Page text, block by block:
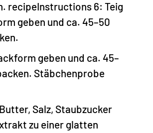
recipeInstructions 6: Teig
geben und ca. 45–50
geben und ca. 45–
Stäbchenprobe
Salz, Staubzucker
zu einer glatten